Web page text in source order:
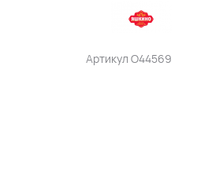
Артикул O44569